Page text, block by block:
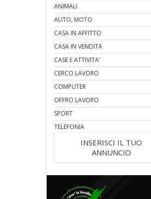
ANIMALI
AUTO, MOTO
CASA IN AFFITTO
CASA IN VENDITA
CASE E ATTIVITA'
CERCO LAVORO
COMPUTER
OFFRO LAVORO
SPORT
TELEFONIA
INSERISCI IL TUO
ANNUNCIO